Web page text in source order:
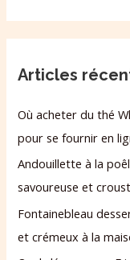
Articles
Où acheter du thé
pour se fournir en
Andouillette à la
savoureuse et
Fontainebleau
et crémeux à la